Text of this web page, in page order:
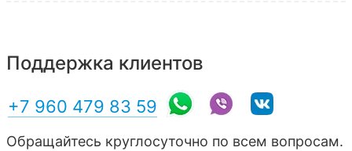
Поддержка клиентов
+7 960 479 83 59
Обращайтесь круглосуточно по всем вопросам.